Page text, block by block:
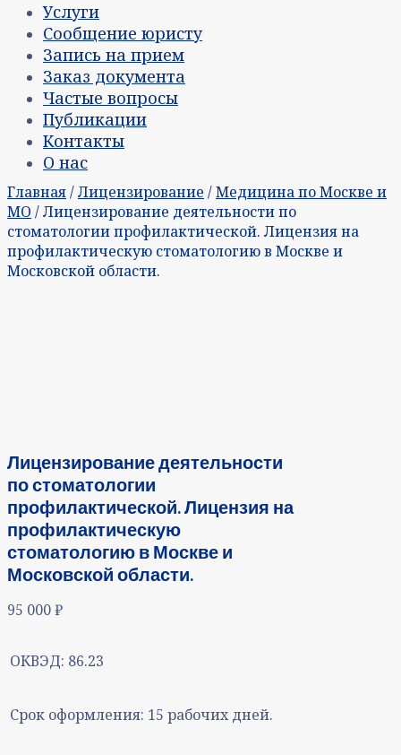
Услуги
Сообщение юристу
Запись на прием
Заказ документа
Частые вопросы
Публикации
Контакты
О нас
Главная/Лицензирование /Медицина по Москве и
МО / Лицензирование деятельности по
стоматологии профилактической. Лицензия на
профилактическую стоматологию в Москве и
Московской области.
Лицензирование деятельности
по стоматологии
профилактической. Лицензия на
профилактическую
стоматологию в Москве и
Московской области.
95 000₽
ОКВЭД: 86.23
Срок оформления: 15 рабочих дней.